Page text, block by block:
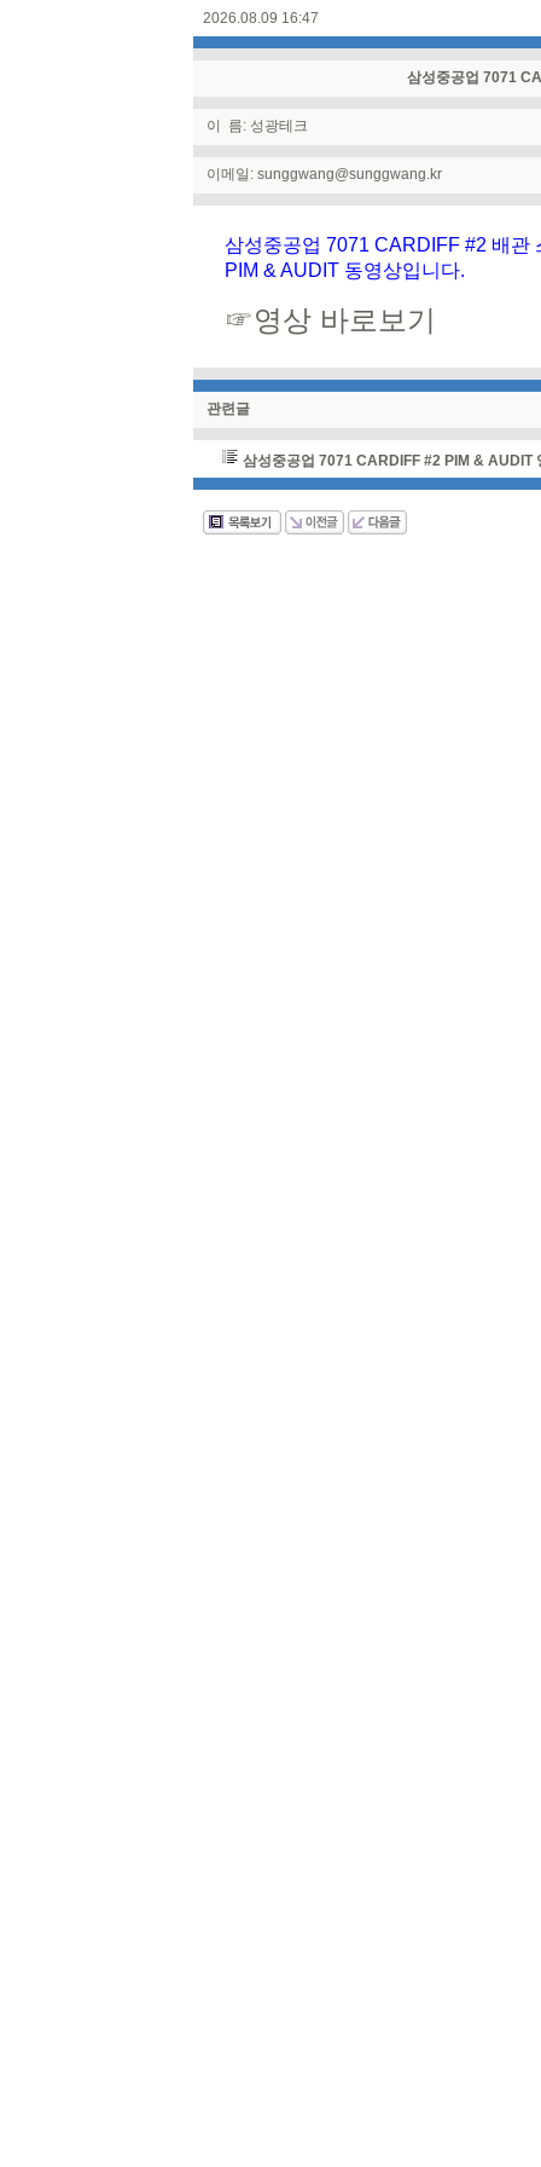
2026.08.09 16:47
삼성중공업 7071
이 름: 성광테크
이메일: sunggwang@sunggwang.kr
삼성중공업 7071 CARDIFF #2 배관
PIM & AUDIT 동영상입니다.
☞영상 바로보기
관련글
삼성중공업 7071 CARDIFF #2 PIM & AUDIT